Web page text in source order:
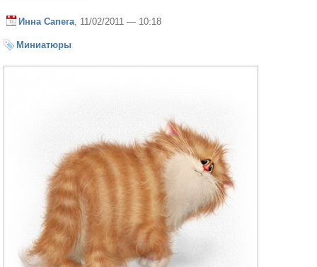
Инна Сапега , 11/02/2011 — 10:18
Миниатюры